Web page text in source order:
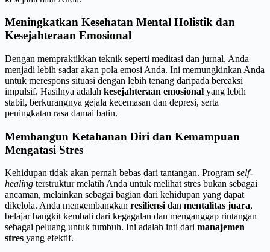
Meningkatkan Kesehatan Mental Holistik dan
Kesejahteraan Emosional
Dengan mempraktikkan teknik seperti meditasi dan jurnal, Anda
menjadi lebih sadar akan pola emosi Anda. Ini memungkinkan Anda
untuk merespons situasi dengan lebih tenang daripada bereaksi
impulsif. Hasilnya adalah kesejahteraan emosional yang lebih
stabil, berkurangnya gejala kecemasan dan depresi, serta
peningkatan rasa damai batin.
Membangun Ketahanan Diri dan Kemampuan
Mengatasi Stres
Kehidupan tidak akan pernah bebas dari tantangan. Program self-
healing terstruktur melatih Anda untuk melihat stres bukan sebagai
ancaman, melainkan sebagai bagian dari kehidupan yang dapat
dikelola. Anda mengembangkan resiliensidan mentalitas juara,
belajar bangkit kembali dari kegagalan dan menganggap rintangan
sebagai peluang untuk tumbuh. Ini adalah inti dari manajemen
stres yang efektif.